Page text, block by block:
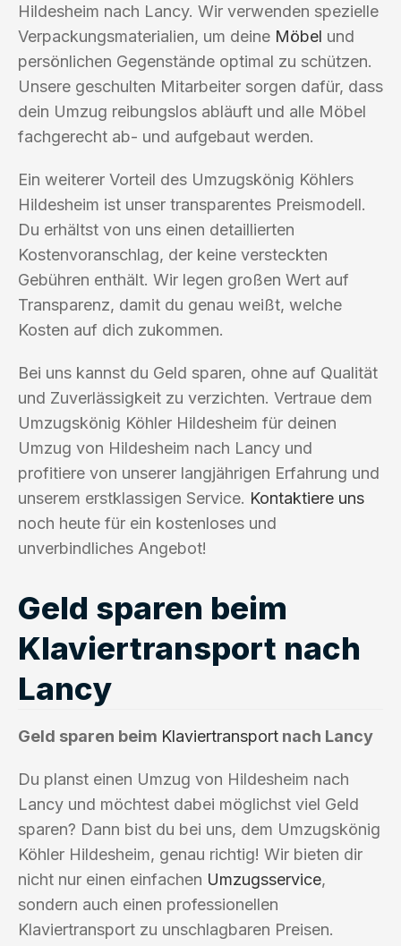
Hildesheim nach Lancy. Wir verwenden spezielle
Verpackungsmaterialien, um deine Möbel und
persönlichen Gegenstände optimal zu schützen.
Unsere geschulten Mitarbeiter sorgen dafür, dass
dein Umzug reibungslos abläuft und alle Möbel
fachgerecht ab- und aufgebaut werden.
Ein weiterer Vorteil des Umzugskönig Köhlers
Hildesheim ist unser transparentes Preismodell.
Du erhältst von uns einen detaillierten
Kostenvoranschlag, der keine versteckten
Gebühren enthält. Wir legen großen Wert auf
Transparenz, damit du genau weißt, welche
Kosten auf dich zukommen.
Bei uns kannst du Geld sparen, ohne auf Qualität
und Zuverlässigkeit zu verzichten. Vertraue dem
Umzugskönig Köhler Hildesheim für deinen
Umzug von Hildesheim nach Lancy und
profitiere von unserer langjährigen Erfahrung und
unserem erstklassigen Service. Kontaktiere uns
noch heute für ein kostenloses und
unverbindliches Angebot!
Geld sparen beim
Klaviertransport nach
Lancy
Geld sparen beim Klaviertransport nach Lancy
Du planst einen Umzug von Hildesheim nach
Lancy und möchtest dabei möglichst viel Geld
sparen? Dann bist du bei uns, dem Umzugskönig
Köhler Hildesheim, genau richtig! Wir bieten dir
nicht nur einen einfachen Umzugsservice,
sondern auch einen professionellen
Klaviertransport zu unschlagbaren Preisen.